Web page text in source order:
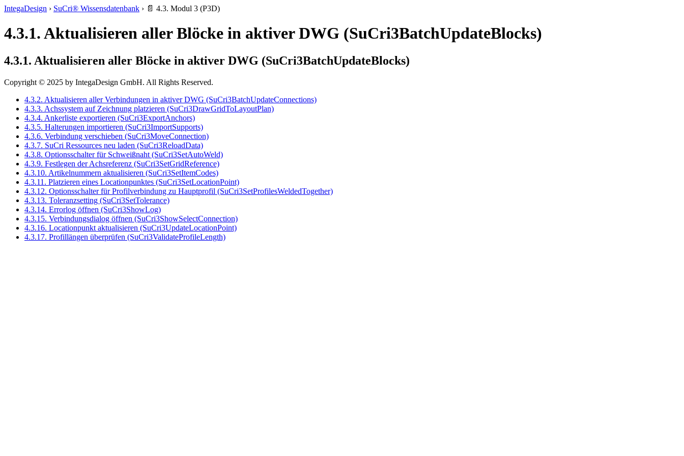
IntegaDesign › SuCri® Wissensdatenbank › 📄 4.3. Modul 3 (P3D)
4.3.1. Aktualisieren aller Blöcke in aktiver DWG (SuCri3BatchUpdateBlocks)
4.3.1. Aktualisieren aller Blöcke in aktiver DWG (SuCri3BatchUpdateBlocks)
Copyright © 2025 by IntegaDesign GmbH. All Rights Reserved.
4.3.2. Aktualisieren aller Verbindungen in aktiver DWG (SuCri3BatchUpdateConnections)
4.3.3. Achssystem auf Zeichnung platzieren (SuCri3DrawGridToLayoutPlan)
4.3.4. Ankerliste exportieren (SuCri3ExportAnchors)
4.3.5. Halterungen importieren (SuCri3ImportSupports)
4.3.6. Verbindung verschieben (SuCri3MoveConnection)
4.3.7. SuCri Ressources neu laden (SuCri3ReloadData)
4.3.8. Optionsschalter für Schweißnaht (SuCri3SetAutoWeld)
4.3.9. Festlegen der Achsreferenz (SuCri3SetGridReference)
4.3.10. Artikelnummern aktualisieren (SuCri3SetItemCodes)
4.3.11. Platzieren eines Locationpunktes (SuCri3SetLocationPoint)
4.3.12. Optionsschalter für Profilverbindung zu Hauptprofil (SuCri3SetProfilesWeldedTogether)
4.3.13. Toleranzsetting (SuCri3SetTolerance)
4.3.14. Errorlog öffnen (SuCri3ShowLog)
4.3.15. Verbindungsdialog öffnen (SuCri3ShowSelectConnection)
4.3.16. Locationpunkt aktualisieren (SuCri3UpdateLocationPoint)
4.3.17. Profillängen überprüfen (SuCri3ValidateProfileLength)